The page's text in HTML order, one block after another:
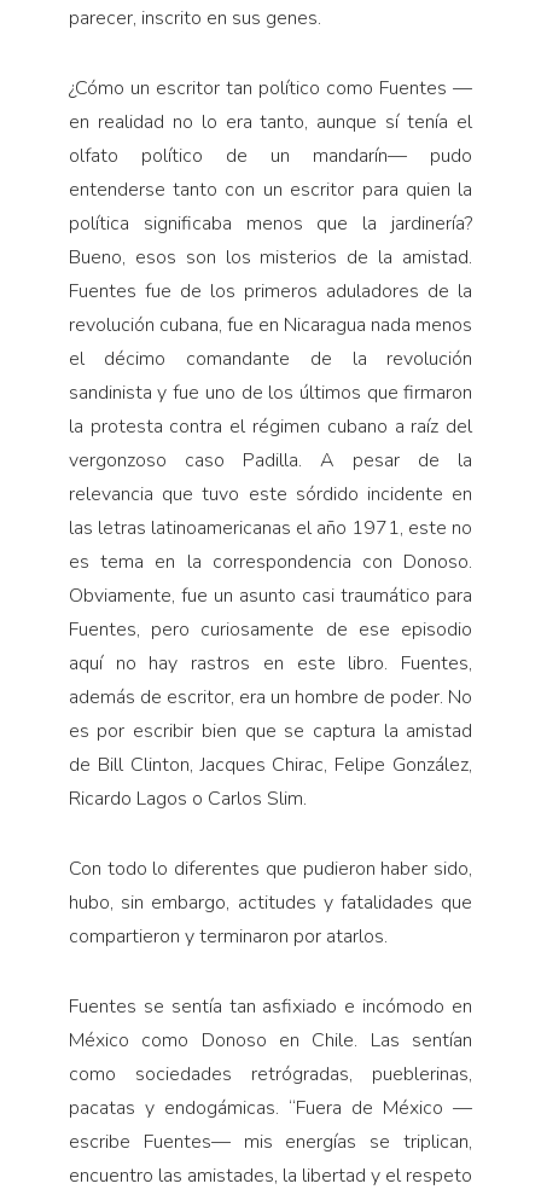
parecer, inscrito en sus genes.
¿Cómo un escritor tan político como Fuentes —
en realidad no lo era tanto, aunque sí tenía el
olfato político de un mandarín— pudo
entenderse tanto con un escritor para quien la
política significaba menos que la jardinería?
Bueno, esos son los misterios de la amistad.
Fuentes fue de los primeros aduladores de la
revolución cubana, fue en Nicaragua nada menos
el décimo comandante de la revolución
sandinista y fue uno de los últimos que firmaron
la protesta contra el régimen cubano a raíz del
vergonzoso caso Padilla. A pesar de la
relevancia que tuvo este sórdido incidente en
las letras latinoamericanas el año 1971, este no
es tema en la correspondencia con Donoso.
Obviamente, fue un asunto casi traumático para
Fuentes, pero curiosamente de ese episodio
aquí no hay rastros en este libro. Fuentes,
además de escritor, era un hombre de poder. No
es por escribir bien que se captura la amistad
de Bill Clinton, Jacques Chirac, Felipe González,
Ricardo Lagos o Carlos Slim.
Con todo lo diferentes que pudieron haber sido,
hubo, sin embargo, actitudes y fatalidades que
compartieron y terminaron por atarlos.
Fuentes se sentía tan asfixiado e incómodo en
México como Donoso en Chile. Las sentían
como sociedades retrógradas, pueblerinas,
pacatas y endogámicas. “Fuera de México —
escribe Fuentes— mis energías se triplican,
encuentro las amistades, la libertad y el respeto